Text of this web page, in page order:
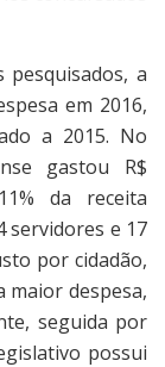
a
em 2016,
a 2015. No
gastou R$
da receita
servidores e 17
por cidadão,
maior despesa,
seguida por
possui